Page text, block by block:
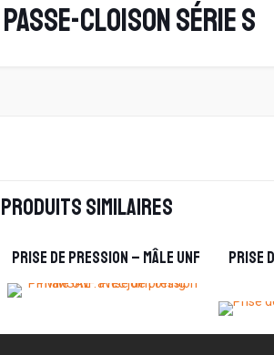
cloison série S
Produits similaires
Prise de pression – Mâle UNF
Prise